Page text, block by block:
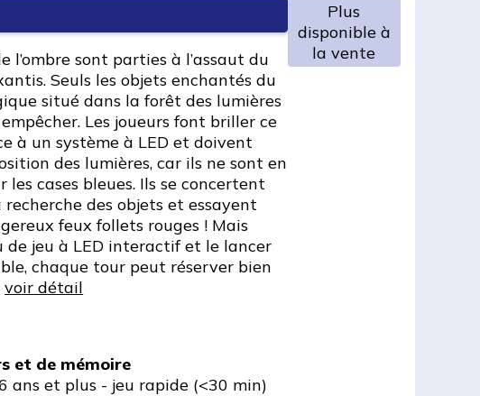
l’ombre sont parties à l’assaut du
Seuls les objets enchantés du
situé dans la forêt des lumières
Les joueurs font briller ce
à un système à LED et doivent
des lumières, car ils ne sont en
les cases bleues. Ils se concertent
des objets et essayent
feux follets rouges ! Mais
de jeu à LED interactif et le lancer
chaque tour peut réserver bien
voir détail
et de mémoire
ans et plus - jeu rapide (<30 min)
Plus
disponible à
la vente